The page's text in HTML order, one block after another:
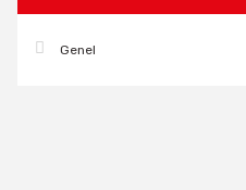
Genel